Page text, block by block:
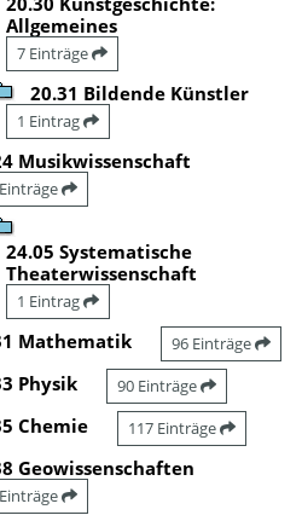
Allgemeines
7 Einträge
20.31 Bildende Künstler
1 Eintrag
Musikwissenschaft
24.05 Systematische
Theaterwissenschaft
1 Eintrag
Mathematik 96 Einträge
Physik 90 Einträge
Chemie 117 Einträge
Geowissenschaften